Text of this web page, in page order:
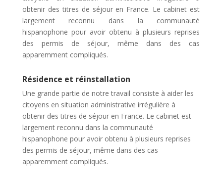
obtenir des titres de séjour en France. Le cabinet est
largement reconnu dans la communauté
hispanophone pour avoir obtenu à plusieurs reprises
des permis de séjour, même dans des cas
apparemment compliqués.
Résidence et réinstallation
Une grande partie de notre travail consiste à aider les
citoyens en situation administrative irrégulière à
obtenir des titres de séjour en France. Le cabinet est
largement reconnu dans la communauté
hispanophone pour avoir obtenu à plusieurs reprises
des permis de séjour, même dans des cas
apparemment compliqués.